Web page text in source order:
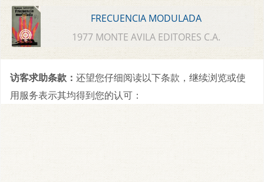
FRECUENCIA MODULADA
1977 MONTE AVILA EDITORES C.A.
访客求助条款： 还望您仔细阅读以下条款，继续浏览或使
用服务表示其均得到您的认可：